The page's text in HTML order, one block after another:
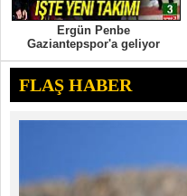
Ergün Penbe
Gaziantepspor'a geliyor
FLAŞ HABER